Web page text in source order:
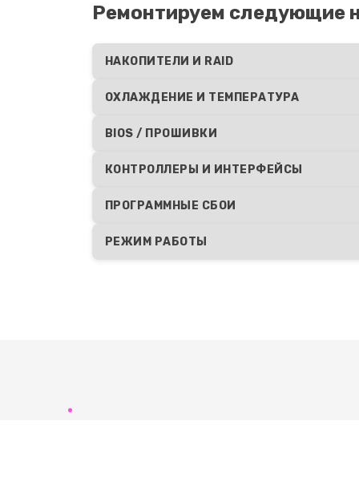
Ремонтируем следующие
НАКОПИТЕЛИ И RAID
ОХЛАЖДЕНИЕ И ТЕМПЕРАТУРА
BIOS / ПРОШИВКИ
КОНТРОЛЛЕРЫ И ИНТЕРФЕЙСЫ
ПРОГРАММНЫЕ СБОИ
РЕЖИМ РАБОТЫ